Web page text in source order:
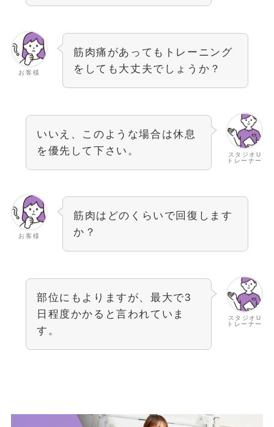
お客様
筋肉痛があってもトレーニング
をしても大丈夫でしょうか？
スタジオU
トレーナー
いいえ、このような場合は休息
を優先して下さい。
お客様
筋肉はどのくらいで回復します
か？
スタジオU
トレーナー
部位にもよりますが、最大で3
日程度かかると言われていま
す。